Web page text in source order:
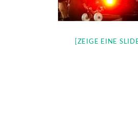
[ZEIGE EINE